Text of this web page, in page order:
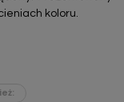
koloru.